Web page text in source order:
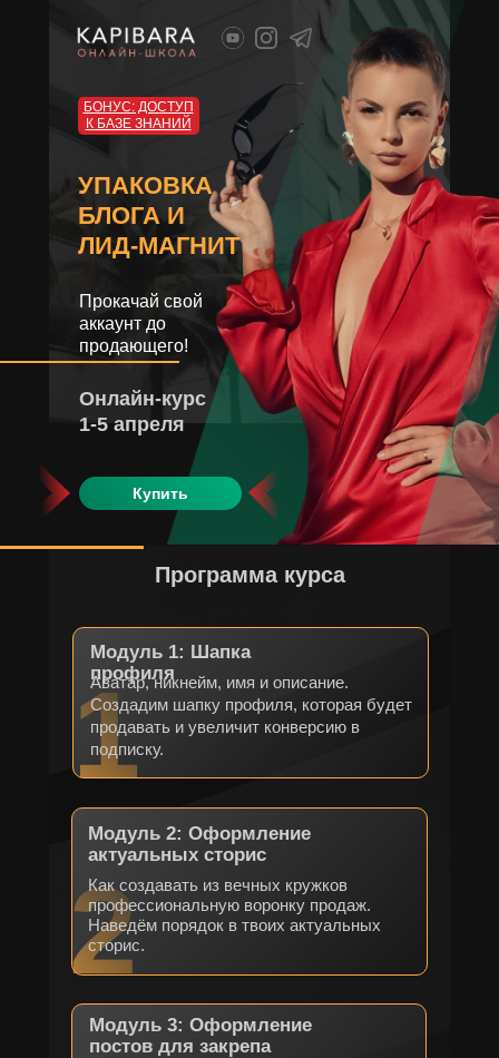
Купить
Онлайн-курс
1-5 апреля
Прокачай свой
аккаунт до
продающего!
УПАКОВКА
БЛОГА И
ЛИД-МАГНИТ
БОНУС: ДОСТУП
К БАЗЕ ЗНАНИЙ
Программа курса
Модуль 3: Оформление
постов для закрепа
2
Модуль 2: Оформление
актуальных сторис
Как создавать из вечных кружков
профессиональную воронку продаж.
Наведём порядок в твоих актуальных
сторис.
1
Аватар, никнейм, имя и описание.
Создадим шапку профиля, которая будет
продавать и увеличит конверсию в
подписку.
Модуль 1: Шапка
профиля